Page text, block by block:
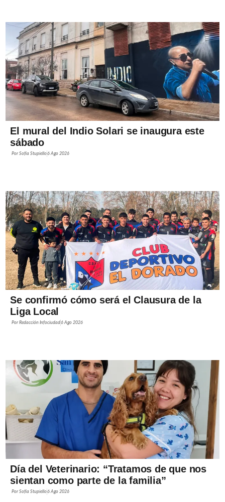
El mural del Indio Solari se inaugura este
sábado
PorSofía Stupiello6 Ago 2026
Se confirmó cómo será el Clausura de la
Liga Local
PorRedacción Infociudad6 Ago 2026
Día del Veterinario: “Tratamos de que nos
sientan como parte de la familia”
PorSofía Stupiello6 Ago 2026